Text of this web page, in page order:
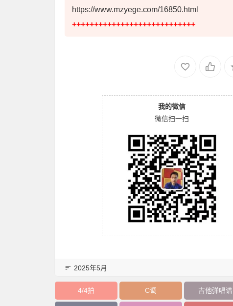
https://www.mzyege.com/16850.html
++++++++++++++++++++++++++++
我的微信
微信扫一扫
2025年5月
4/4拍 C调 吉他弹唱谱